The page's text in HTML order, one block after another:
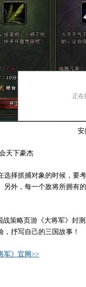
安
天下豪杰
抓捕对象的时候，要考
另外，每一个敌将所拥有
策略页游《大将军》封测
，抒写自己的三国故事！
军》官网>>
专稿 【编辑
正在